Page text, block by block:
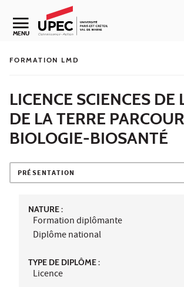
Aller au contenu
Navigation secondaire
MENU
FORMATION LMD
LICENCE SCIENCES DE
DE LA TERRE
BIOLOGIE-BIOSANTÉ
PRÉSENTATION
NATURE :
Formation diplômante
Diplôme national
TYPE DE DIPLÔME :
Licence